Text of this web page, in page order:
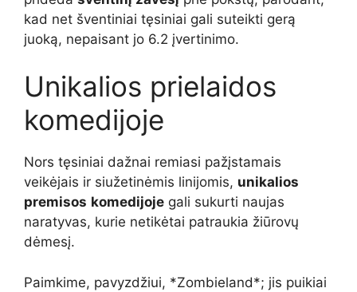
kad net šventiniai tęsiniai gali suteikti gerą
juoką, nepaisant jo 6.2 įvertinimo.
Unikalios prielaidos
komedijoje
Nors tęsiniai dažnai remiasi pažįstamais
veikėjais ir siužetinėmis linijomis, unikalios
premisos komedijoje gali sukurti naujas
naratyvas, kurie netikėtai patraukia žiūrovų
dėmesį.
Paimkime, pavyzdžiui, *Zombieland*; jis puikiai